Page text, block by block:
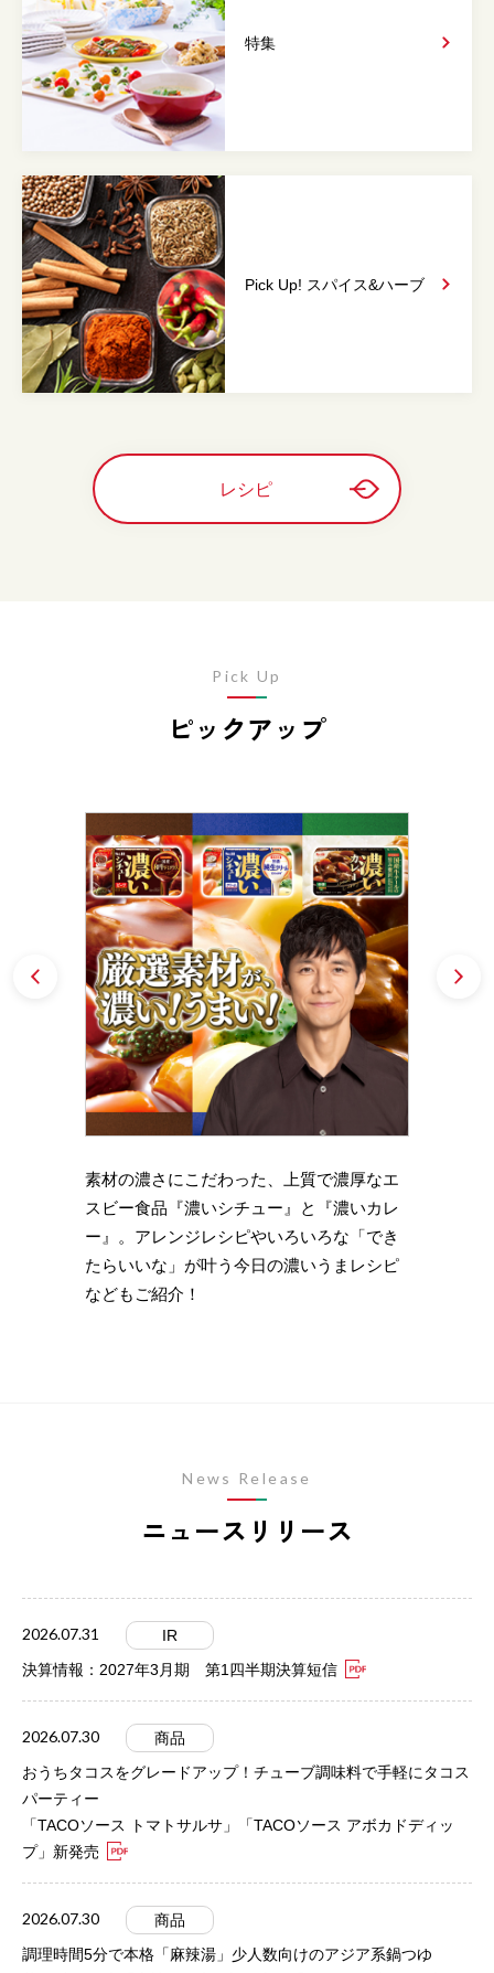
特集
Pick Up! スパイス&ハーブ
レシピ
ピックアップ
Pick Up
素材の濃さにこだわった、上質で濃厚なエ
スビー食品『濃いシチュー』と『濃いカレ
ー』。アレンジレシピやいろいろな「でき
たらいいな」が叶う今日の濃いうまレシピ
などもご紹介！
Prev
ニュースリリース
News Release
2026.07.31
IR
決算情報：2027年3月期 第1四半期決算短信
2026.07.30
商品
おうちタコスをグレードアップ！チューブ調味料で手軽にタコス
パーティー
「TACOソース トマトサルサ」「TACOソース アボカドディッ
プ」新発売
2026.07.30
商品
調理時間5分で本格「麻辣湯」少人数向けのアジア系鍋つゆ